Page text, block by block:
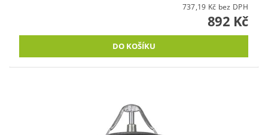
737,19 Kč bez DPH
892 Kč